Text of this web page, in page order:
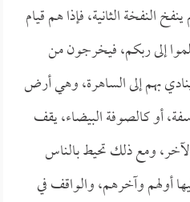
النفخة الثانية، فإذا هم قيام
إلى ربكم، فيخرجون من
بهم إلى الساهرة، وهي أرض
أو كالصوفة البيضاء، يقف
ومع ذلك تحيط بالناس
أولهم وآخرهم، والواقف في